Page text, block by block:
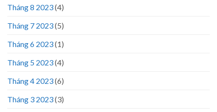
Tháng 8 2023(4)
Tháng 7 2023(5)
Tháng 6 2023(1)
Tháng 5 2023(4)
Tháng 4 2023(6)
Tháng 3 2023(3)